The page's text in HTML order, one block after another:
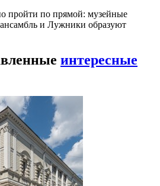
пройти по прямой: музейные
и Лужники образуют
интересные